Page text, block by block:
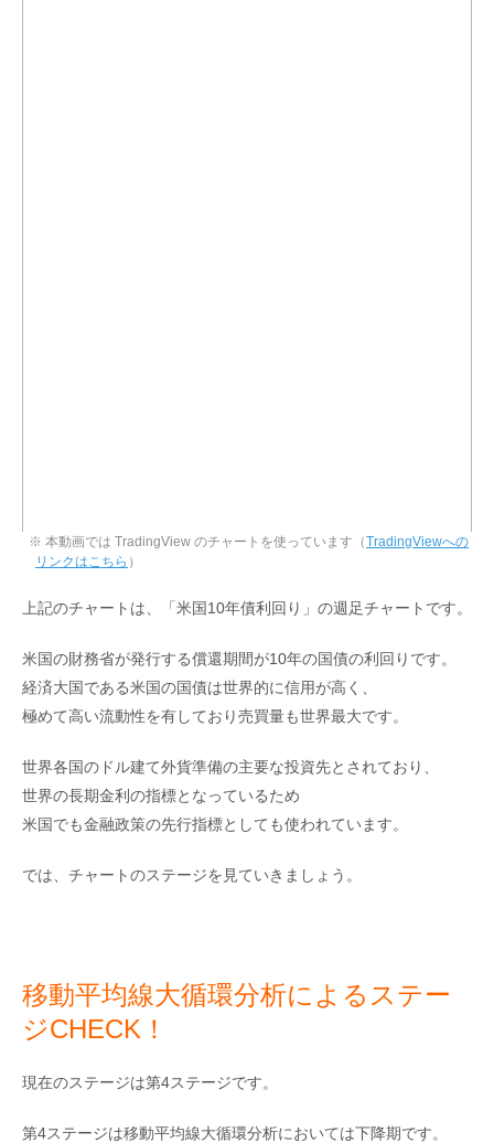
※ 本動画では TradingView のチャートを使っています（TradingViewへの
リンクはこちら ）
上記のチャートは、「米国10年債利回り」の週足チャートです。
米国の財務省が発行する償還期間が10年の国債の利回りです。
経済大国である米国の国債は世界的に信用が高く、
極めて高い流動性を有しており売買量も世界最大です。
世界各国のドル建て外貨準備の主要な投資先とされており、
世界の長期金利の指標となっているため
米国でも金融政策の先行指標としても使われています。
では、チャートのステージを見ていきましょう。
移動平均線大循環分析によるステー
ジCHECK！
現在のステージは第4ステージです。
第4ステージは移動平均線大循環分析においては下降期です。